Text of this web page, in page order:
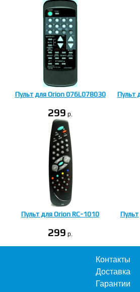
Пульт для Orion 076L078030
299 p.
Пульт
Пульт для Orion RC-1010
299 p.
Контакты
Доставка
Гарантии